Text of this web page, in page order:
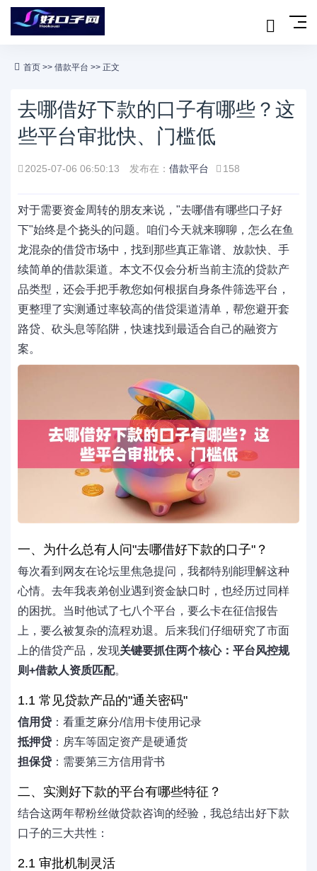
首页 >> 借款平台 >> 正文
去哪借好下款的口子有哪些？这
些平台审批快、门槛低
2025-07-06 06:50:13 发布在： 借款平台 158
对于需要资金周转的朋友来说，"去哪借有哪些口子好
下"始终是个挠头的问题。咱们今天就来聊聊，怎么在鱼
龙混杂的借贷市场中，找到那些真正靠谱、放款快、手
续简单的借款渠道。本文不仅会分析当前主流的贷款产
品类型，还会手把手教您如何根据自身条件筛选平台，
更整理了实测通过率较高的借贷渠道清单，帮您避开套
路贷、砍头息等陷阱，快速找到最适合自己的融资方
案。
一、为什么总有人问"去哪借好下款的口子"？
每次看到网友在论坛里焦急提问，我都特别能理解这种
心情。去年我表弟创业遇到资金缺口时，也经历过同样
的困扰。当时他试了七八个平台，要么卡在征信报告
上，要么被复杂的流程劝退。后来我们仔细研究了市面
上的借贷产品，发现关键要抓住两个核心：平台风控规
则+借款人资质匹配。
1.1 常见贷款产品的"通关密码"
信用贷 ：看重芝麻分/信用卡使用记录
抵押贷 ：房车等固定资产是硬通货
担保贷 ：需要第三方信用背书
二、实测好下款的平台有哪些特征？
结合这两年帮粉丝做贷款咨询的经验，我总结出好下款
口子的三大共性：
2.1 审批机制灵活